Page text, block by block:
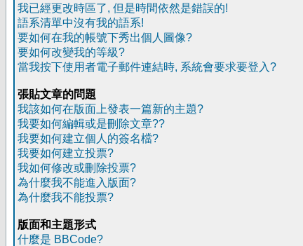
我已經更改時區了, 但是時間依然是錯誤的!
語系清單中沒有我的語系!
要如何在我的帳號下秀出個人圖像?
要如何改變我的等級?
當我按下使用者電子郵件連結時, 系統會要求要登入?
張貼文章的問題
我該如何在版面上發表一篇新的主題?
我要如何編輯或是刪除文章??
我要如何建立個人的簽名檔?
我要如何建立投票?
我如何修改或刪除投票?
為什麼我不能進入版面?
為什麼我不能投票?
版面和主題形式
什麼是 BBCode?